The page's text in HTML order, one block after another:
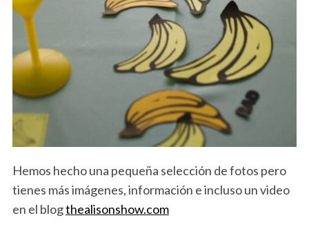
Hemos hecho una pequeña selección de fotos pero
tienes más imágenes, información e incluso un video
en el blogthealisonshow.com